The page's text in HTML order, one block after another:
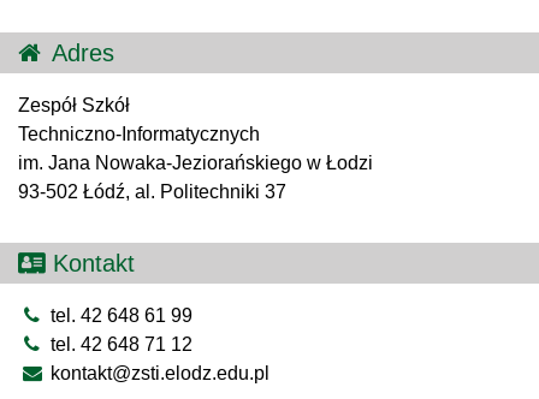
Adres
Zespół Szkół
Techniczno-Informatycznych
im. Jana Nowaka-Jeziorańskiego w Łodzi
93-502 Łódź, al. Politechniki 37
Kontakt
tel. 42 648 61 99
tel. 42 648 71 12
kontakt@zsti.elodz.edu.pl